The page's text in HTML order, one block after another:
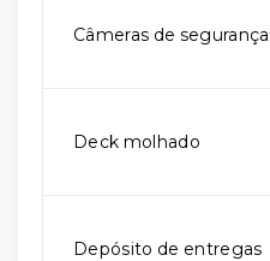
Câmeras de segurança
Deck molhado
Depósito de entregas